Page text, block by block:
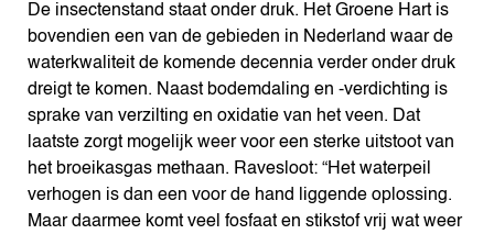
De insectenstand staat onder druk. Het Groene Hart is
bovendien een van de gebieden in Nederland waar de
waterkwaliteit de komende decennia verder onder druk
dreigt te komen. Naast bodemdaling en -verdichting is
sprake van verzilting en oxidatie van het veen. Dat
laatste zorgt mogelijk weer voor een sterke uitstoot van
het broeikasgas methaan. Ravesloot: “Het waterpeil
verhogen is dan een voor de hand liggende oplossing.
Maar daarmee komt veel fosfaat en stikstof vrij wat weer